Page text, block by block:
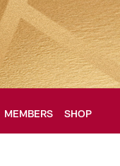
MEMBERS SHOP